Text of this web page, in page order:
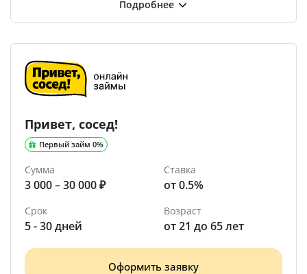
Привет, сосед!
Первый займ 0%
Сумма
3 000 – 30 000 ₽
Ставка
от 0.5%
Срок
5 - 30 дней
Возраст
от 21 до 65 лет
Оформить заявку